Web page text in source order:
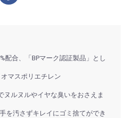
配合、「BPマーク認証製品」とし
マスポリエチレン
ヌルヌルやイヤな臭いをおさえま
を汚さずキレイにゴミ捨てができ